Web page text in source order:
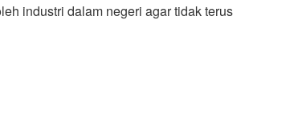
industri dalam negeri agar tidak terus